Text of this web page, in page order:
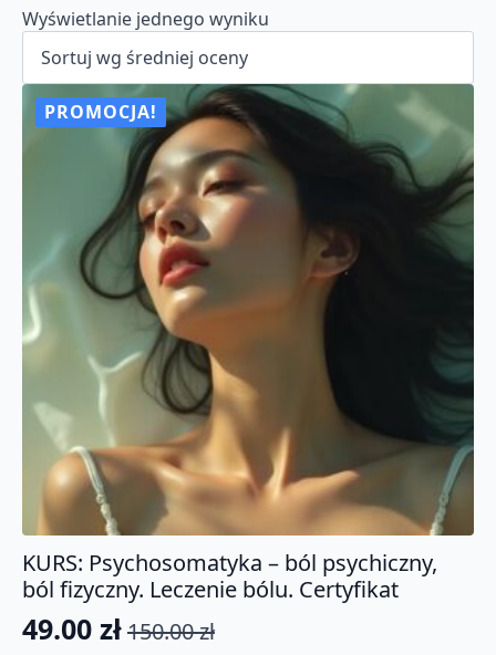
Wyświetlanie jednego wyniku
PROMOCJA!
KURS: Psychosomatyka – ból psychiczny,
ból fizyczny. Leczenie bólu. Certyfikat
150.00zł
Pierwotna
49.00 zł
Aktualna